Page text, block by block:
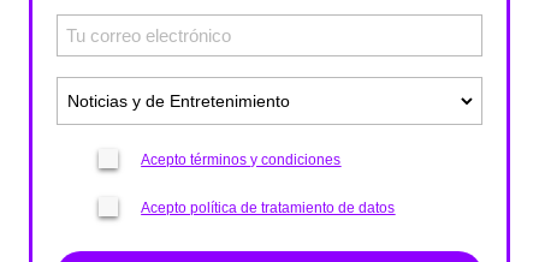
Acepto términos y condiciones
Acepto política de tratamiento de datos